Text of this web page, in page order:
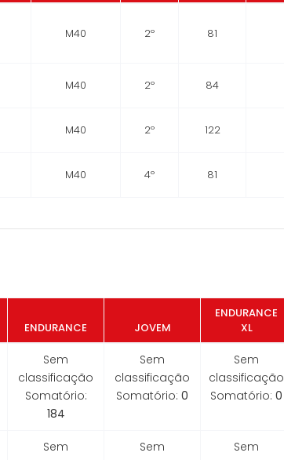
M40 2º 81
M40 2º 84
M40 2º 122
M40 4º 81
ENDURANCE JOVEM
ENDURANCE
XL
Sem
classificação
Somatório:
184
Sem
classificação
Somatório: 0
Sem
classificação
Somatório: 0
Sem
Sem
Sem